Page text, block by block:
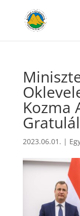
Kozma
2023.06.01. |